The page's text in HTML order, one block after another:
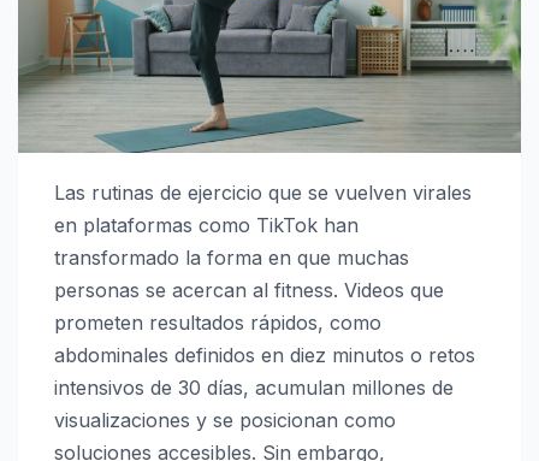
Las rutinas de ejercicio que se vuelven virales
en plataformas como TikTok han
transformado la forma en que muchas
personas se acercan al fitness. Videos que
prometen resultados rápidos, como
abdominales definidos en diez minutos o retos
intensivos de 30 días, acumulan millones de
visualizaciones y se posicionan como
soluciones accesibles. Sin embargo,